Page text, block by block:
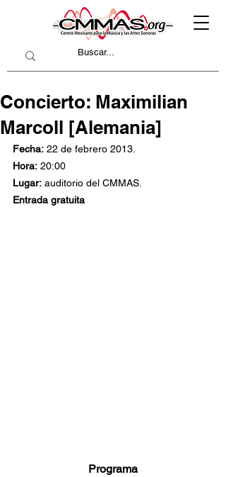
Concierto: Maximilian
Marcoll [Alemania]
Fecha: 22 de febrero 2013.
Hora: 20:00
Lugar: auditorio del CMMAS.
Entrada gratuita
Programa